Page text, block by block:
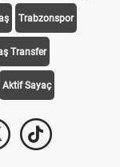
Trabzonspor
Transfer
Aktif Sayaç